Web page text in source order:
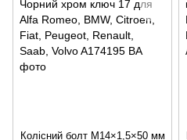
Колісний болт M14×1,5×50 мм